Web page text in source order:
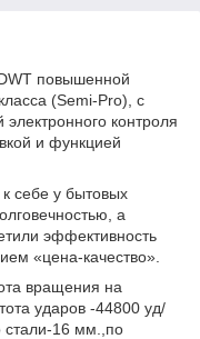
повышенной
(Semi-Pro), с
контроля
и функцией
себе у бытовых
а
эффективность
«цена-качество».
вращения на
ударов -44800 уд/
стали-16 мм.,по